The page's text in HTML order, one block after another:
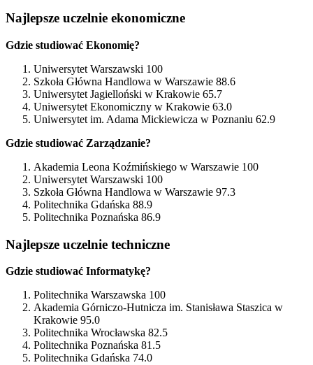
Najlepsze uczelnie ekonomiczne
Gdzie studiować Ekonomię?
Uniwersytet Warszawski 100
Szkoła Główna Handlowa w Warszawie 88.6
Uniwersytet Jagielloński w Krakowie 65.7
Uniwersytet Ekonomiczny w Krakowie 63.0
Uniwersytet im. Adama Mickiewicza w Poznaniu 62.9
Gdzie studiować Zarządzanie?
Akademia Leona Koźmińskiego w Warszawie 100
Uniwersytet Warszawski 100
Szkoła Główna Handlowa w Warszawie 97.3
Politechnika Gdańska 88.9
Politechnika Poznańska 86.9
Najlepsze uczelnie techniczne
Gdzie studiować Informatykę?
Politechnika Warszawska 100
Akademia Górniczo-Hutnicza im. Stanisława Staszica w
Krakowie 95.0
Politechnika Wrocławska 82.5
Politechnika Poznańska 81.5
Politechnika Gdańska 74.0